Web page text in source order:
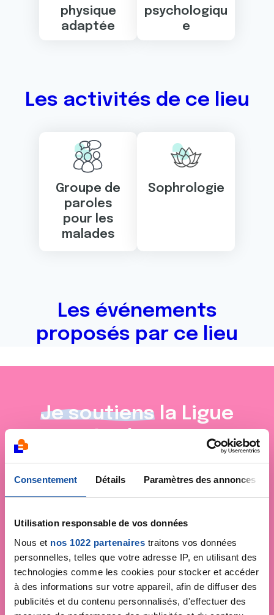
Consentement Détails Paramètres des annonces
Utilisation responsable de vos données
Nous et nos 1022 partenaires traitons vos données
personnelles, telles que votre adresse IP, en utilisant des
technologies comme les cookies pour stocker et accéder
à des informations sur votre appareil, afin de diffuser des
publicités et du contenu personnalisés, d'effectuer des
physique
adaptée
psychologiqu
e
Les activités de ce lieu
Groupe de
paroles
pour les
malades
Sophrologie
Les événements
proposés par ce lieu
Je soutiens la Ligue
contre le cancer